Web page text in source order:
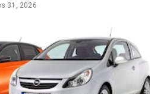
31, 2026